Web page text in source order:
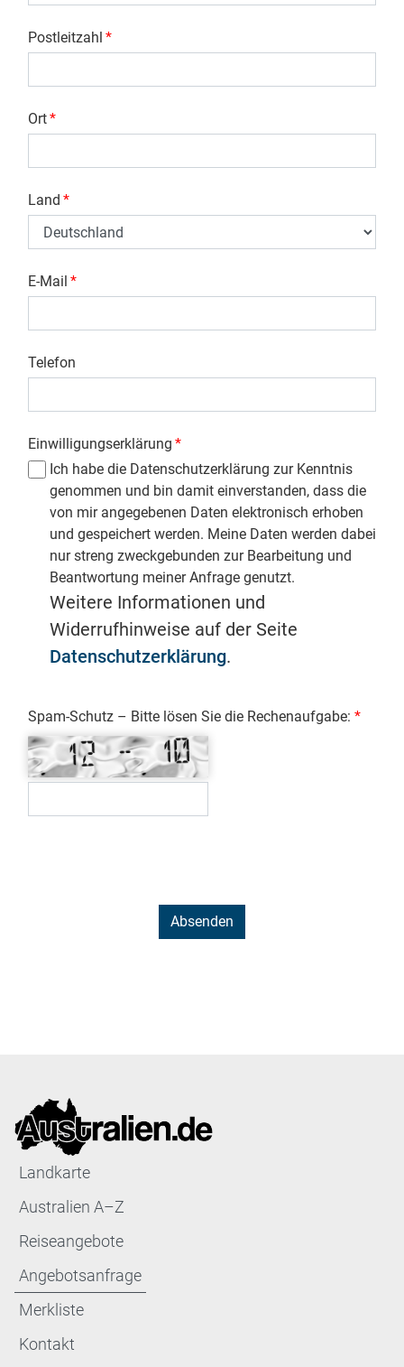
Postleitzahl *
Ort*
Land *
E-Mail *
Telefon
Einwilligungserklärung *
Ich habe die Datenschutzerklärung zur Kenntnis
genommen und bin damit einverstanden, dass die
von mir angegebenen Daten elektronisch erhoben
und gespeichert werden. Meine Daten werden dabei
nur streng zweckgebunden zur Bearbeitung und
Beantwortung meiner Anfrage genutzt.
Weitere Informationen und
Widerrufhinweise auf der Seite
Datenschutzerklärung.
Spam-Schutz – Bitte lösen Sie die Rechenaufgabe:
Landkarte
Australien A–Z
Reiseangebote
Angebotsanfrage
Merkliste
Kontakt